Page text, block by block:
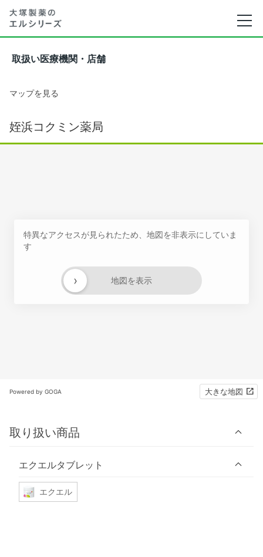
取扱い医療機関・店舗
マップを見る
姪浜コクミン薬局
特異なアクセスが見られたため、地図を非表示にしていま
す
地図を表示
›
Powered by GOGA 大きな地図
取り扱い商品
エクエルタブレット
エクエル